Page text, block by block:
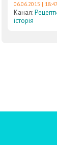
06.06.2015 | 18:47
Канал:
історія